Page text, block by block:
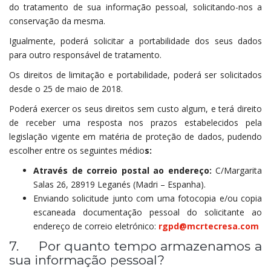
do tratamento de sua informação pessoal, solicitando-nos a
conservação da mesma.
Igualmente, poderá solicitar a portabilidade dos seus dados
para outro responsável de tratamento.
Os direitos de limitação e portabilidade, poderá ser solicitados
desde o 25 de maio de 2018.
Poderá exercer os seus direitos sem custo algum, e terá direito
de receber uma resposta nos prazos estabelecidos pela
legislação vigente em matéria de proteção de dados, pudendo
escolher entre os seguintes médios:
Através de correio postal ao endereço: C/Margarita
Salas 26, 28919 Leganés (Madri – Espanha).
Enviando solicitude junto com uma fotocopia e/ou copia
escaneada documentação pessoal do solicitante ao
endereço de correio eletrónico: rgpd@mcrtecresa.com
7. Por quanto tempo armazenamos a
sua informação pessoal?